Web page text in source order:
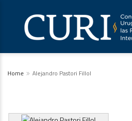
Home Alejandro Pastori Fillol